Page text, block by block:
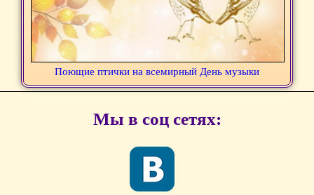
Поющие птички на всемирный День музыки
Мы в соц сетях: